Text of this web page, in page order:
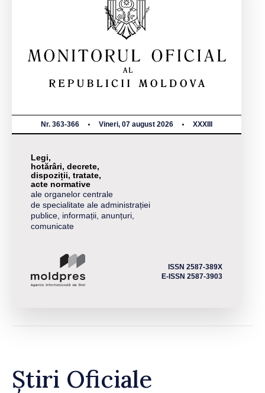
Nr. 363-366 Vineri, 07 august 2026 XXXIII
Legi,
hotărâri, decrete,
dispoziții, tratate,
acte normative
ale organelor centrale
de specialitate ale administrației
publice, informații, anunțuri,
comunicate
ISSN 2587-389X
E-ISSN 2587-3903
Știri Oficiale